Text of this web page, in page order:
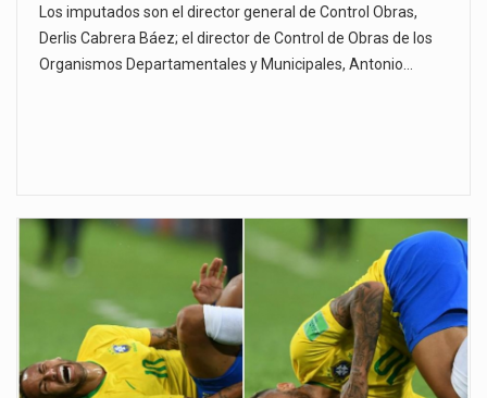
Los imputados son el director general de Control Obras,
Derlis Cabrera Báez; el director de Control de Obras de los
Organismos Departamentales y Municipales, Antonio…